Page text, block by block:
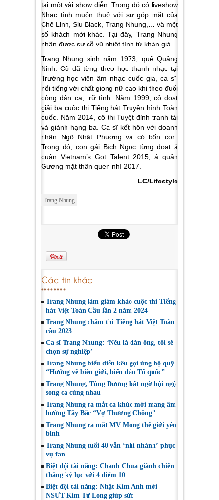
tại một vài show diễn. Trong đó có liveshow
Nhạc tình muôn thuở với sự góp mặt của
Chế Linh, Siu Black, Trang Nhung,… và một
số khách mời khác. Tại đây, Trang Nhung
nhận được sự cỗ vũ nhiệt tình từ khán giả.
Trang Nhung sinh năm 1973, quê Quảng
Ninh. Cô đã từng theo học thanh nhạc tại
Trường học viện âm nhạc quốc gia, ca sĩ
nổi tiếng với chất giọng nữ cao khi theo đuổi
dòng dân ca, trữ tình. Năm 1999, cô đoạt
giải ba cuộc thi Tiếng hát Truyền hình Toàn
quốc. Năm 2014, cô thi Tuyệt đỉnh tranh tài
và giành hạng ba. Ca sĩ kết hôn với doanh
nhân Ngô Nhật Phương và có bốn con.
Trong đó, con gái Bích Ngọc từng đoạt á
quân Vietnam’s Got Talent 2015, á quân
Gương mặt thân quen nhí 2017.
LC/Lifestyle
Trang Nhung
Các tin khác
Trang Nhung làm giám khảo cuộc thi Tiếng
hát Việt Toàn Cầu lần 2 năm 2024
Trang Nhung chấm thi Tiếng hát Việt Toàn
cầu 2023
Ca sĩ Trang Nhung: ‘Nếu là đàn ông, tôi sẽ
chọn sự nghiệp’
Trang Nhung biểu diễn kêu gọi ủng hộ quỹ
“Hướng về biên giới, biển đảo Tổ quốc”
Trang Nhung, Tùng Dương bất ngờ hội ngộ
song ca cùng nhau
Trang Nhung ra mắt ca khúc mới mang âm
hưởng Tây Bắc “Vợ Thương Chồng”
Trang Nhung ra mắt MV Mong thế giới yên
bình
Trang Nhung tuổi 40 vẫn ‘nhí nhảnh’ phục
vụ fan
Biệt đội tài năng: Chanh Chua giành chiến
thắng kỷ lục với 4 điểm 10
Biệt đội tài năng: Nhật Kim Anh mời
NSƯT Kim Tử Long giúp sức